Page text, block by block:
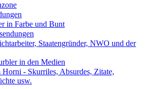
in Farbe und Bunt
Staatengründer, NWO und der
in den Medien
- Skurriles, Absurdes, Zitate,
usw.